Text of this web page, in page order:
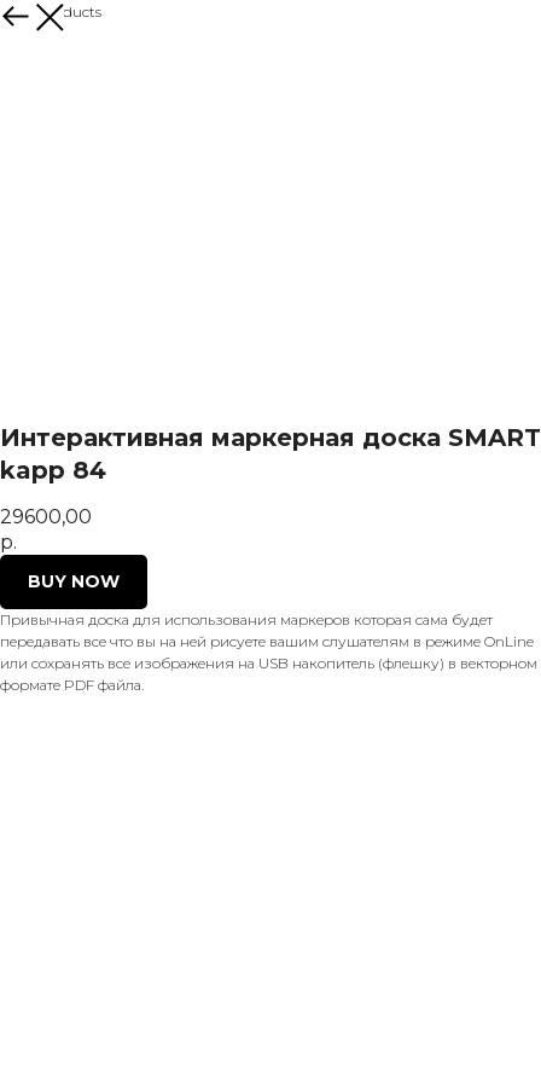
More products
Интерактивная маркерная доска SMART
kapp 84
29600,00
р.
BUY NOW
Привычная доска для использования маркеров которая сама будет
передавать все что вы на ней рисуете вашим слушателям в режиме OnLine
или сохранять все изображения на USB накопитель (флешку) в векторном
формате PDF файла.